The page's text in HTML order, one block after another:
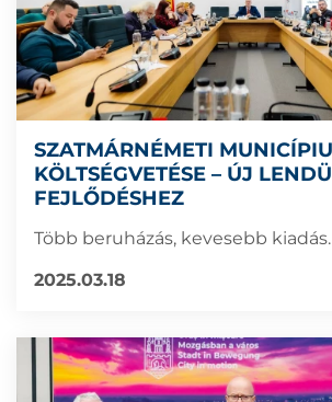
SZATMÁRNÉMETI
KÖLTSÉGVETÉSE – ÚJ
FEJLŐDÉSHEZ
Több beruházás, kevesebb kiadás.
2025.03.18